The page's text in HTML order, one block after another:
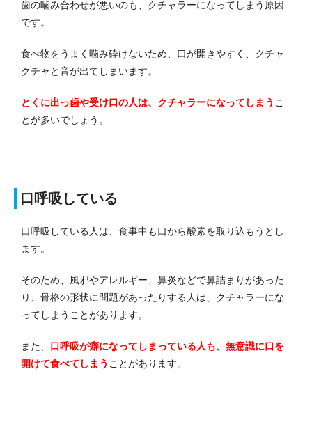
歯の噛み合わせが悪いのも、クチャラーになってしまう原因
です。
食べ物をうまく噛み砕けないため、口が開きやすく、クチャ
クチャと音が出てしまいます。
とくに出っ歯や受け口の人は、クチャラーになってしまう こ
とが多いでしょう。
口呼吸している
口呼吸している人は、食事中も口から酸素を取り込もうとし
ます。
そのため、風邪やアレルギー、鼻炎などで鼻詰まりがあった
り、骨格の形状に問題があったりする人は、クチャラーにな
ってしまうことがあります。
また、 口呼吸が癖になってしまっている人も、無意識に口を
開けて食べてしまう ことがあります。